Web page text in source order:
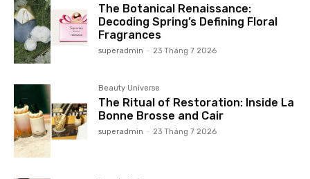
The Botanical Renaissance:
Decoding Spring’s Defining Floral
Fragrances
superadmin - 23 Tháng 7 2026
Beauty Universe
The Ritual of Restoration: Inside La
Bonne Brosse and Cair
superadmin - 23 Tháng 7 2026